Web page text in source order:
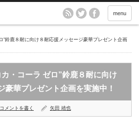
menu
”鈴鹿８耐に向け８耐応援メッセージ豪華プレゼント企画
カ・コーラ ゼロ”鈴鹿８耐に向け
豪華プレゼント企画を実施中！
コメントを書く 矢田 靖也